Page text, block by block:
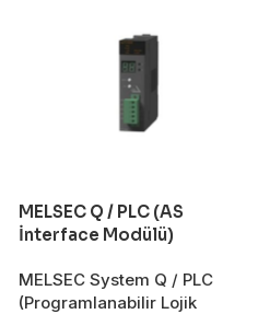
MELSEC Q / PLC (AS
İnterface Modülü)
MELSEC System Q / PLC
(Programlanabilir Lojik